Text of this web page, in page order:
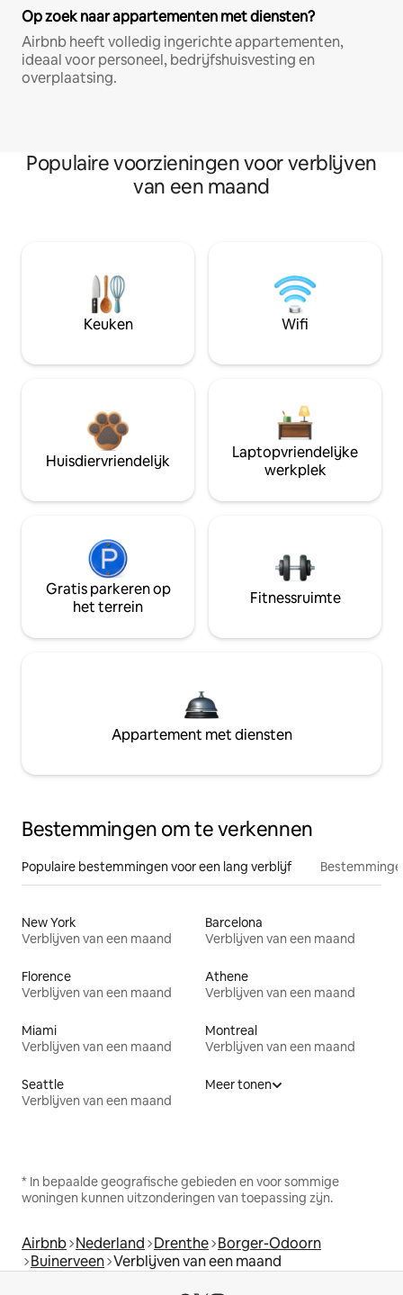
Op zoek naar appartementen met diensten?
Airbnb heeft volledig ingerichte appartementen,
ideaal voor personeel, bedrijfshuisvesting en
overplaatsing.
Populaire voorzieningen voor verblijven
van een maand
Keuken Wifi
Huisdiervriendelijk
Laptopvriendelijke
werkplek
Gratis parkeren op
het terrein
Fitnessruimte
Appartement met diensten
Bestemmingen om te verkennen
Populaire bestemmingen voor een lang verblijf
New York
Verblijven van een maand
Barcelona
Verblijven van een maand
Florence
Verblijven van een maand
Athene
Verblijven van een maand
Miami
Verblijven van een maand
Montreal
Verblijven van een maand
Seattle
Verblijven van een maand
Meer tonen
* In bepaalde geografische gebieden en voor sommige
woningen kunnen uitzonderingen van toepassing zijn.
Airbnb Nederland Drenthe Borger-Odoorn
Buinerveen Verblijven van een maand